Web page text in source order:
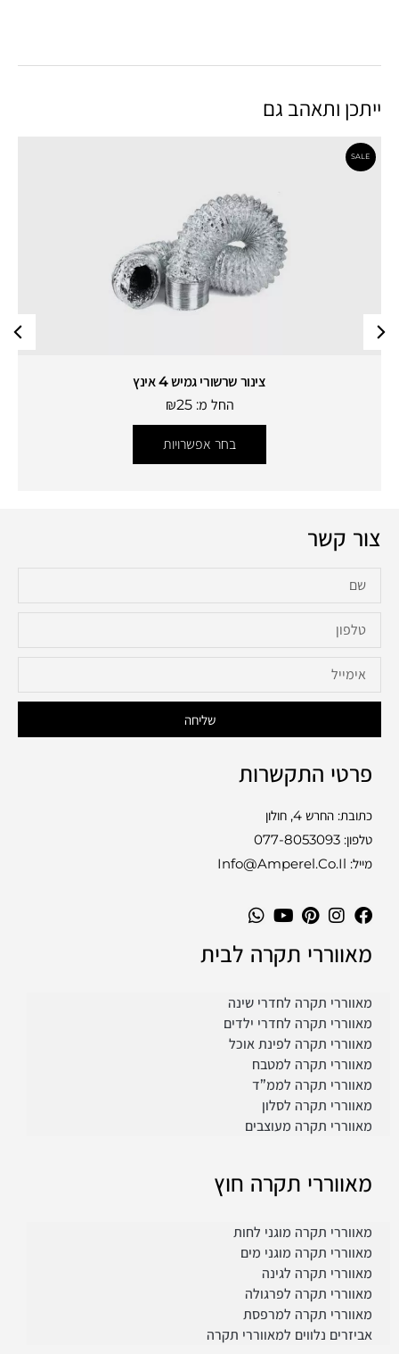
ייתכן ותאהב גם
צינור שרשורי גמיש 4 אינץ
החל מ:
₪25
בחר אפשרויות
צור קשר
שליחה
פרטי התקשרות
כתובת: החרש 4, חולון
טלפון: 077-8053093
מייל: Info@amperel.co.il
מאווררי תקרה לבית
מאווררי תקרה לחדרי שינה
מאווררי תקרה לחדרי ילדים
מאווררי תקרה לפינת אוכל
מאווררי תקרה למטבח
מאווררי תקרה לממ”ד
מאווררי תקרה לסלון
מאווררי תקרה מעוצבים
מאווררי תקרה חוץ
מאווררי תקרה מוגני לחות
מאווררי תקרה מוגני מים
מאווררי תקרה לגינה
מאווררי תקרה לפרגולה
מאווררי תקרה למרפסת
אביזרים נלווים למאווררי תקרה